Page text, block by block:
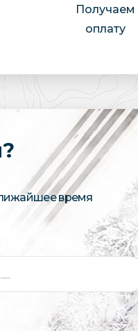
Получаем
оплату
время